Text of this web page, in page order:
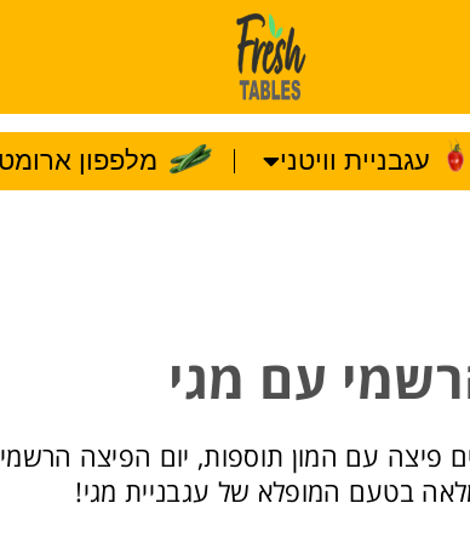
עגבניית וויטני מלפפון
עם מגי
פיצה עם המון תוספות, יום הפיצה הרשמי
בטעם המופלא של עגבניית מגי!